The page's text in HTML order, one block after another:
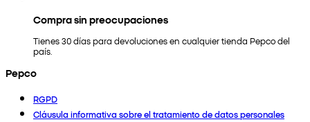
Compra sin preocupaciones
Tienes 30 días para devoluciones en cualquier tienda Pepco del
país.
Pepco
RGPD
Cláusula informativa sobre el tratamiento de datos personales